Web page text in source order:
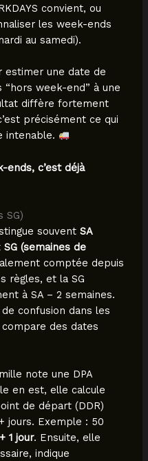
convient, ou
les week-ends
au samedi).
estimer une date de
“hors week-end” à une
diffère fortement
précisément ce qui
intenable.
ends, c’est déjà
SG)
souvent SA
SG (semaines de
comptée depuis
règles, et la SG
à SA – 2 semaines.
confusion dans les
des dates
note une DPA
en est, elle calcule
de départ (DDR)
jours. Exemple : 50
1 jour. Ensuite, elle
indique